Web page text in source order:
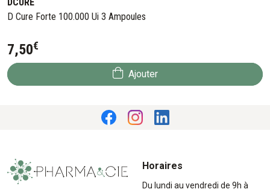
D Cure Forte 100.000 Ui 3 Ampoules
7,50€
Ajouter
Horaires
Du lundi au vendredi de 9h à